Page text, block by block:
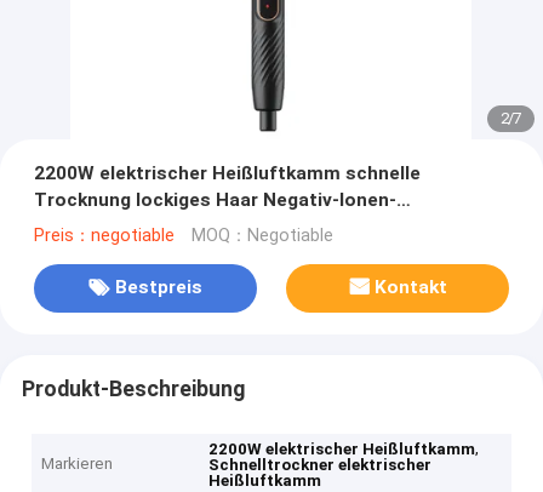
2/7
2200W elektrischer Heißluftkamm schnelle
Trocknung lockiges Haar Negativ-Ionen-
Temperaturkontrolle
Preis：negotiable MOQ：Negotiable
Bestpreis Kontakt
Produkt-Beschreibung
Markieren
2200W elektrischer Heißluftkamm,
Schnelltrockner elektrischer
Heißluftkamm